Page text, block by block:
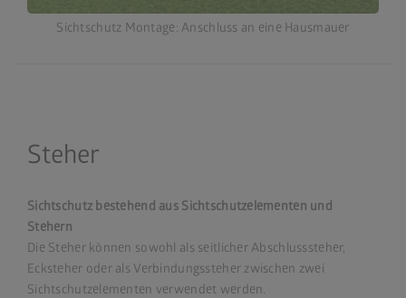
Sichtschutz Montage: Anschluss an eine Hausmauer
Steher
Sichtschutz bestehend aus Sichtschutzelementen und
Stehern
Die Steher können sowohl als seitlicher Abschlusssteher,
Ecksteher oder als Verbindungssteher zwischen zwei
Sichtschutzelementen verwendet werden.